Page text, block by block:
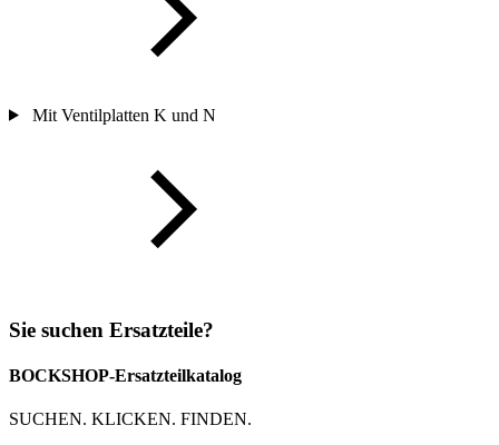
Mit Ventilplatten K und N
Sie suchen Ersatzteile?
BOCKSHOP-Ersatzteilkatalog
SUCHEN. KLICKEN. FINDEN.